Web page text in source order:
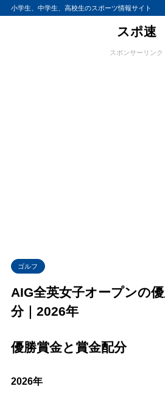
小学生、中学生、高校生のスポーツ情報サイト
スポ速
スポンサーリンク
ゴルフ
AIG全英女子オープンの
分｜2026年
優勝賞金と賞金配分
2026年